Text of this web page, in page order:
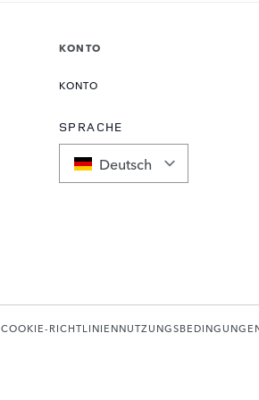
KONTO
KONTO
SPRACHE
Deutsch
COOKIE-RICHTLINIEN